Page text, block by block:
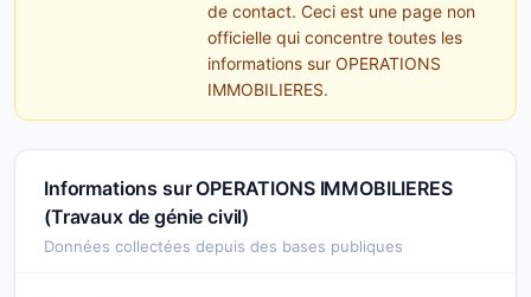
de contact. Ceci est une page non
officielle qui concentre toutes les
informations sur OPERATIONS
IMMOBILIERES.
Informations sur OPERATIONS IMMOBILIERES
(Travaux de génie civil)
Données collectées depuis des bases publiques